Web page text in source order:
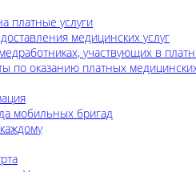
платные услуги
медицинских услуг
участвующих в
по оказанию платных
мобильных бригад